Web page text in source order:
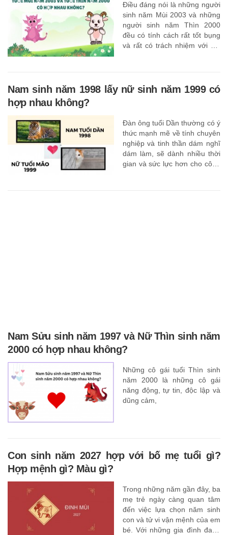
Điều đáng nói là những người
sinh năm Mùi 2003 và những
người sinh năm Thìn 2000
đều có tính cách rất tốt bụng
và rất có trách nhiệm với gia
Nam sinh năm 1998 lấy nữ sinh năm 1999 có
hợp nhau không?
Đàn ông tuổi Dần thường có ý
thức mạnh mẽ về tính chuyên
nghiệp và tinh thần dám nghĩ
dám làm, sẽ dành nhiều thời
gian và sức lực hơn cho công
Nam Sửu sinh năm 1997 và Nữ Thìn sinh năm
2000 có hợp nhau không?
Những cô gái tuổi Thìn sinh
năm 2000 là những cô gái
năng động, tự tin, độc lập và
dũng cảm,
Con sinh năm 2027 hợp với bố mẹ tuổi gì?
Hợp mệnh gì? Màu gì?
Trong những năm gần đây, ba
mẹ trẻ ngày càng quan tâm
đến việc lựa chọn năm sinh
con và tử vi vận mệnh của em
bé. Với những gia đình đang